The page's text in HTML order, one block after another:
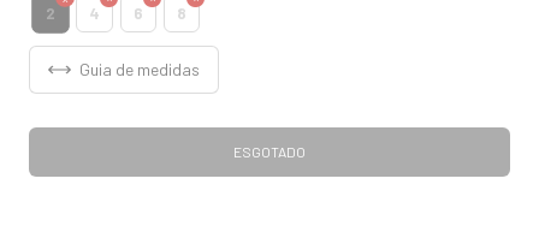
2 4 6 8
Guia de medidas